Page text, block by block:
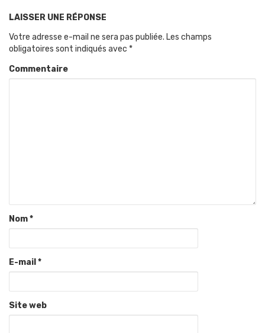
LAISSER UNE RÉPONSE
Votre adresse e-mail ne sera pas publiée. Les champs
obligatoires sont indiqués avec *
Commentaire
Nom*
E-mail *
Site web